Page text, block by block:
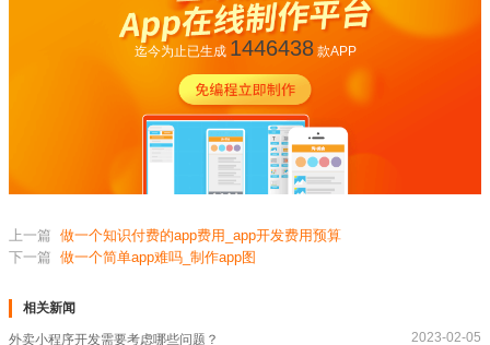
迄今为止已生成 1446438款APP
上一篇 做一个知识付费的app费用_app开发费用预算
下一篇 做一个简单app难吗_制作app图
相关新闻
外卖小程序开发需要考虑哪些问题？ 2023-02-05